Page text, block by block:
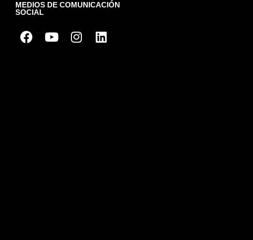
MEDIOS DE COMUNICACIÓN
SOCIAL